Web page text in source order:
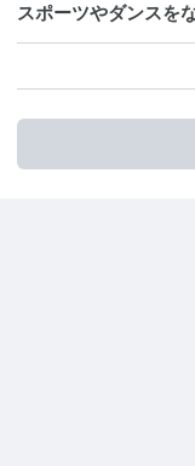
スポーツやダンスを